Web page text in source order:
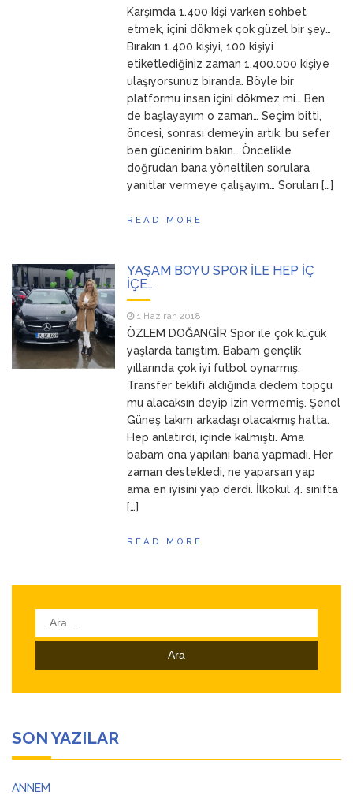
ANNEMKarşımda 1.400 kişi varken sohbet
etmek, içini dökmek çok güzel bir şey…
Bırakın 1.400 kişiyi, 100 kişiyi
etiketlediğiniz zaman 1.400.000 kişiye
ulaşıyorsunuz biranda. Böyle bir
platformu insan içini dökmez mi… Ben
de başlayayım o zaman… Seçim bitti,
öncesi, sonrası demeyin artık, bu sefer
ben gücenirim bakın… Öncelikle
doğrudan bana yöneltilen sorulara
yanıtlar vermeye çalışayım… Soruları […]
READ MORE
YAŞAM BOYU SPOR İLE HEP İÇ
İÇE…
1 Haziran 2018
ÖZLEM DOĞANGİR Spor ile çok küçük
yaşlarda tanıştım. Babam gençlik
yıllarında çok iyi futbol oynarmış.
Transfer teklifi aldığında dedem topçu
mu alacaksın deyip izin vermemiş. Şenol
Güneş takım arkadaşı olacakmış hatta.
Hep anlatırdı, içinde kalmıştı. Ama
babam ona yapılanı bana yapmadı. Her
zaman destekledi, ne yaparsan yap
ama en iyisini yap derdi. İlkokul 4. sınıfta
[…]
READ MORE
Arama:
SON YAZILAR
ANNEM